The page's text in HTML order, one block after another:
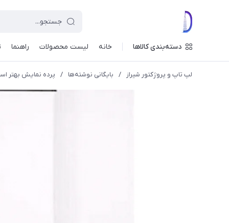
دسته‌بندی کالاها خانه لیست محصولات راهنما
لپ تاپ و پروژکتور شیراز / بایگانی نوشته‌ها / پرده نمایش بهتر